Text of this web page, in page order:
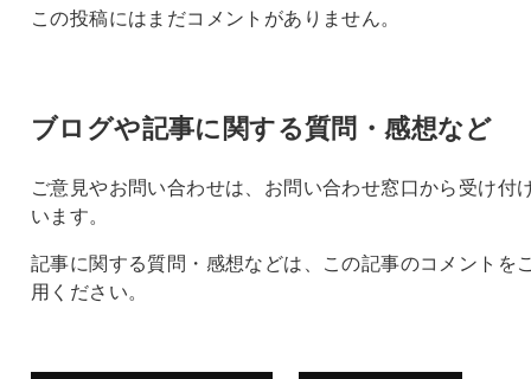
この投稿にはまだコメントがありません。
ブログや記事に関する質問・感想など
ご意見やお問い合わせは、お問い合わせ窓口から受け付
います。
記事に関する質問・感想などは、この記事のコメントを
用ください。